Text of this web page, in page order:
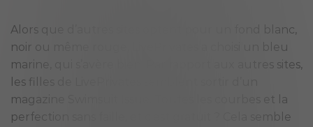
Alors que d’autres sites optent pour un fond blanc,
noir ou même rouge, LivePrivates a choisi un bleu
marine, qui s’avère bien. Par rapport aux autres sites,
les filles de LivePrivates semblent sortir d’un
magazine Swimsuit Issue. Toutes les courbes et la
perfection sans faille, et c’est gratuit ? Cela semble